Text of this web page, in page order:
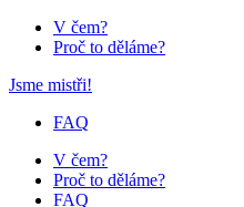
V čem?
Proč to děláme?
Jsme mistři!
FAQ
V čem?
Proč to děláme?
FAQ